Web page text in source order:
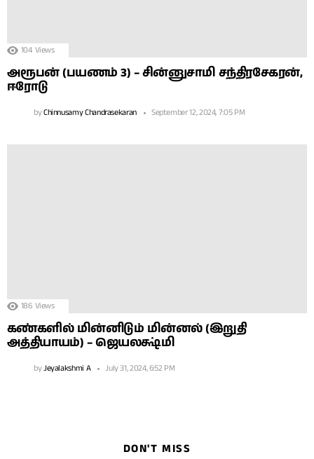
104 Views
அரூபன் (பயணம் 3) – சின்னுசாமி சந்திரசேகரன்,
ஈரோடு
byChinnusamy Chandrasekaran September 12, 2024, 7:05 PM
186 Views
கண்களில் மின்னிடும் மின்னல் (இறுதி
அத்தியாயம்) – ஜெயலக்ஷ்மி
byJeyalakshmi A July 31, 2024, 6:52 PM
DON'T MISS